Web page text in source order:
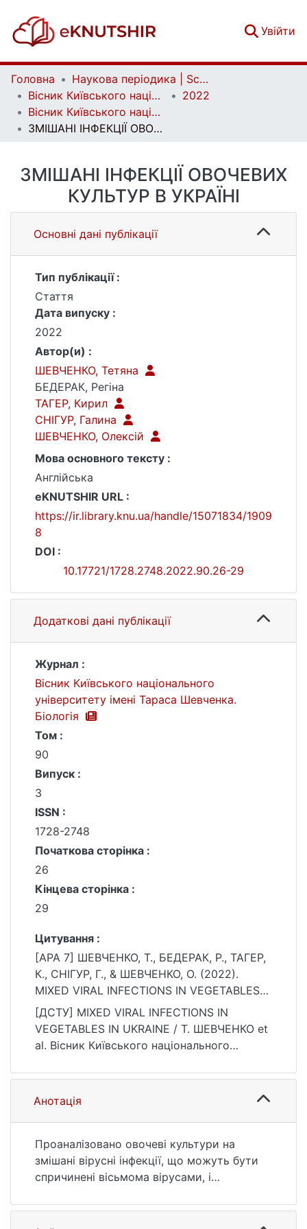
Увійти
Головна
Наукова періодика | Scientific periodicals
Вісник Київського національного університету імені Тараса Шевченка. Біологія | Bulletin of Taras Shevchenko Kyiv National University. Biology
2022
Вісник Київського національного університету імені Тараса Шевченка. Біологія. Том 90, № 3
ЗМІШАНІ ІНФЕКЦІЇ ОВОЧЕВИХ КУЛЬТУР В УКРАЇНІ
ЗМІШАНІ ІНФЕКЦІЇ ОВОЧЕВИХ
КУЛЬТУР В УКРАЇНІ
Основні дані публікації
Тип публікації :
Стаття
Дата випуску :
2022
Автор(и) :
ШЕВЧЕНКО, Тетяна
БЕДЕРАК, Регіна
ТАГЕР, Кирил
СНІГУР, Галина
ШЕВЧЕНКО, Олексій
Мова основного тексту :
Англійська
eKNUTSHIR URL :
https://ir.library.knu.ua/handle/15071834/1909
8
DOI :
10.17721/1728.2748.2022.90.26-29
Додаткові дані публікації
Журнал :
Вісник Київського національного
університету імені Тараса Шевченка.
Біологія
Том :
90
Випуск :
3
ISSN :
1728-2748
Початкова сторінка :
26
Кінцева сторінка :
29
Цитування :
[APA 7] ШЕВЧЕНКО, Т., БЕДЕРАК, Р., ТАГЕР,
К., СНІГУР, Г., & ШЕВЧЕНКО, О. (2022).
MIXED VIRAL INFECTIONS IN VEGETABLES
IN UKRAINE. Вісник Київського
національного університету імені Тараса
Шевченка. Біологія, 90(3), 26–29.
6-29
[ДСТУ] MIXED VIRAL INFECTIONS IN
VEGETABLES IN UKRAINE / Т. ШЕВЧЕНКО et
al. Вісник Київського національного
Біологія. 2022. Vol. 90, no. 3. P. 26—29. DOI:
10.17721/1728.2748.2022.90.26-29 (date of
access: 25.07.2026).
Анотація
Проаналізовано овочеві культури на
змішані вірусні інфекції, що можуть бути
спричинені вісьмома вірусами, і
для різних груп комбінації вірусів з
використанням серологічних методів